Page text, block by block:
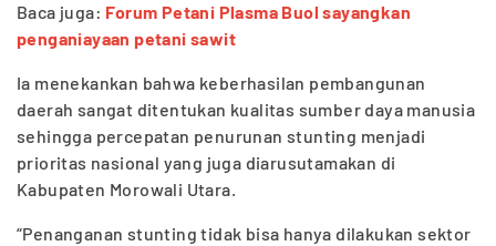
Baca juga: Forum Petani Plasma Buol sayangkan
penganiayaan petani sawit
Ia menekankan bahwa keberhasilan pembangunan
daerah sangat ditentukan kualitas sumber daya manusia
sehingga percepatan penurunan stunting menjadi
prioritas nasional yang juga diarusutamakan di
Kabupaten Morowali Utara.
“Penanganan stunting tidak bisa hanya dilakukan sektor